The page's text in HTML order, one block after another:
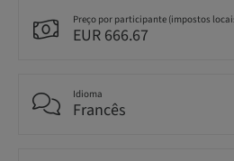
Preço por participante (impostos
EUR 666.67
Idioma
Francês